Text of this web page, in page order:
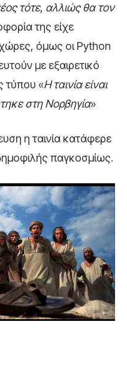
τότε, αλλιώς θα τον
της είχε
όμως οι Python
με εξαιρετικό
τύπου «Η ταινία είναι
στη Νορβηγία»
η ταινία κατάφερε
δημοφιλής παγκοσμίως.